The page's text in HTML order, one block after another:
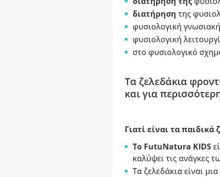
διατήρηση της
φυσιολογική
φυσιολογική
στο φυσιολογικό
Τα ζελεδάκια
και για
Γιατί είναι τα
Το FutuNatura KIDS
καλύψει τις ανάγκες
Τα ζελεδάκια είναι μια